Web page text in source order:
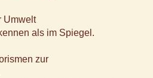
Umwelt
als im Spiegel.
zur